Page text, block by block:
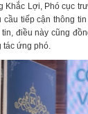
Khắc Lợi, Phó cục
tiếp cận thông
điều này cũng
tác ứng phó.